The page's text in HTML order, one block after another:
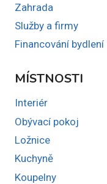
Zahrada
Služby a firmy
Financování bydlení
MÍSTNOSTI
Interiér
Obývací pokoj
Ložnice
Kuchyně
Koupelny